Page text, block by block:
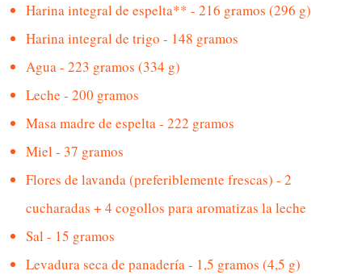
Harina integral de espelta** - 216 gramos (296 g)
Harina integral de trigo - 148 gramos
Agua - 223 gramos (334 g)
Leche - 200 gramos
Masa madre de espelta - 222 gramos
Miel - 37 gramos
Flores de lavanda (preferiblemente frescas) - 2
cucharadas + 4 cogollos para aromatizas la leche
Sal - 15 gramos
Levadura seca de panadería - 1,5 gramos (4,5 g)